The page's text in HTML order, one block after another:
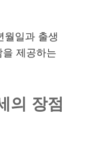
월일과 출생
제공하는
의 장점